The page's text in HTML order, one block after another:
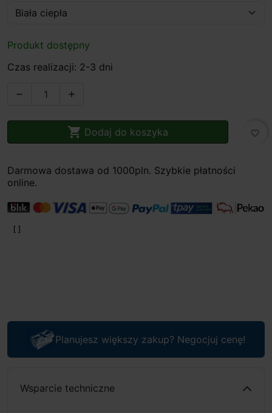
Produkt dostępny
Czas realizacji: 2-3 dni
 
 Dodaj do koszyka favorite_border
Darmowa dostawa od 1000pln. Szybkie płatności
online.
Planujesz większy zakup? Negocjuj cenę!
Wsparcie techniczne